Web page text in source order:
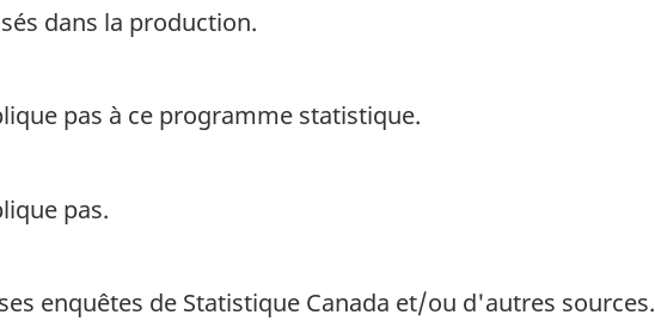
dans la production.
pas à ce programme statistique.
pas.
enquêtes de Statistique Canada et/ou d'autres sources.